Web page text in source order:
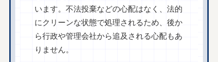
います。不法投棄などの心配はなく、法的
にクリーンな状態で処理されるため、後か
ら行政や管理会社から追及される心配もあ
りません。